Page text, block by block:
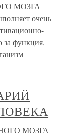
МОЗГА
очень
за функция,
МОЗГА